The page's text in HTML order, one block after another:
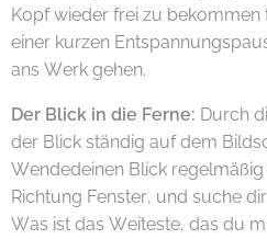
Kopf wieder frei zu
einer kurzen
ans Werk gehen.
Der Blick in die Ferne: Durch
der Blick ständig auf dem
Wendedeinen Blick
Richtung Fenster, und suche
Was ist das Weiteste, das du